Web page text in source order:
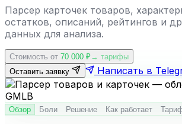
Парсер карточек товаров,
остатков, описаний, рейтингов и
данных для анализа.
Стоимость от 70 000 ₽→ тарифы
Оставить заявку
Написать в
Обзор Боли Решение Как работает